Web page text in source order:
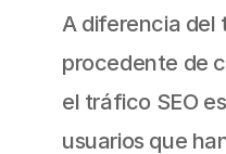
A diferencia del
procedente de
el tráfico SEO
usuarios que